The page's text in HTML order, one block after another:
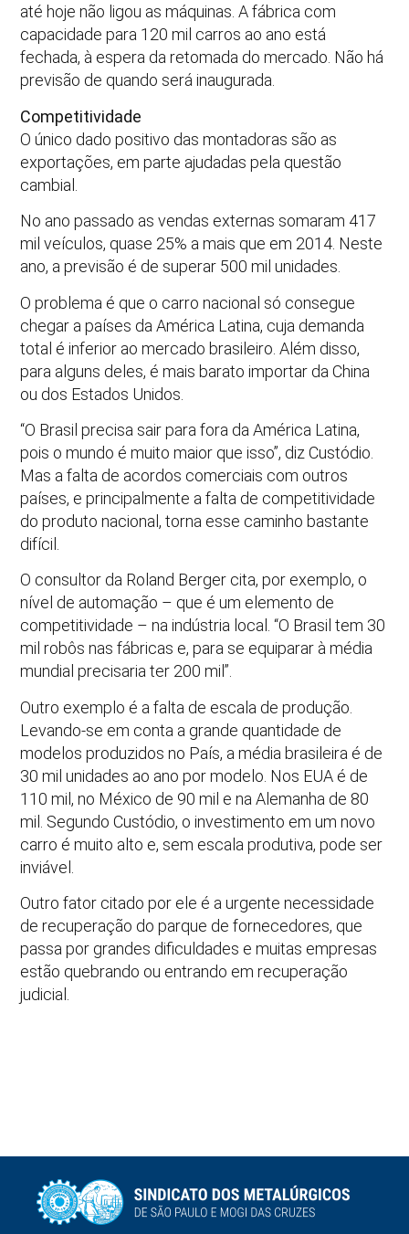
até hoje não ligou as máquinas. A fábrica com
capacidade para 120 mil carros ao ano está
fechada, à espera da retomada do mercado. Não há
previsão de quando será inaugurada.
Competitividade
O único dado positivo das montadoras são as
exportações, em parte ajudadas pela questão
cambial.
No ano passado as vendas externas somaram 417
mil veículos, quase 25% a mais que em 2014. Neste
ano, a previsão é de superar 500 mil unidades.
O problema é que o carro nacional só consegue
chegar a países da América Latina, cuja demanda
total é inferior ao mercado brasileiro. Além disso,
para alguns deles, é mais barato importar da China
ou dos Estados Unidos.
“O Brasil precisa sair para fora da América Latina,
pois o mundo é muito maior que isso”, diz Custódio.
Mas a falta de acordos comerciais com outros
países, e principalmente a falta de competitividade
do produto nacional, torna esse caminho bastante
difícil.
O consultor da Roland Berger cita, por exemplo, o
nível de automação – que é um elemento de
competitividade – na indústria local. “O Brasil tem 30
mil robôs nas fábricas e, para se equiparar à média
mundial precisaria ter 200 mil”.
Outro exemplo é a falta de escala de produção.
Levando-se em conta a grande quantidade de
modelos produzidos no País, a média brasileira é de
30 mil unidades ao ano por modelo. Nos EUA é de
110 mil, no México de 90 mil e na Alemanha de 80
mil. Segundo Custódio, o investimento em um novo
carro é muito alto e, sem escala produtiva, pode ser
inviável.
Outro fator citado por ele é a urgente necessidade
de recuperação do parque de fornecedores, que
passa por grandes dificuldades e muitas empresas
estão quebrando ou entrando em recuperação
judicial.